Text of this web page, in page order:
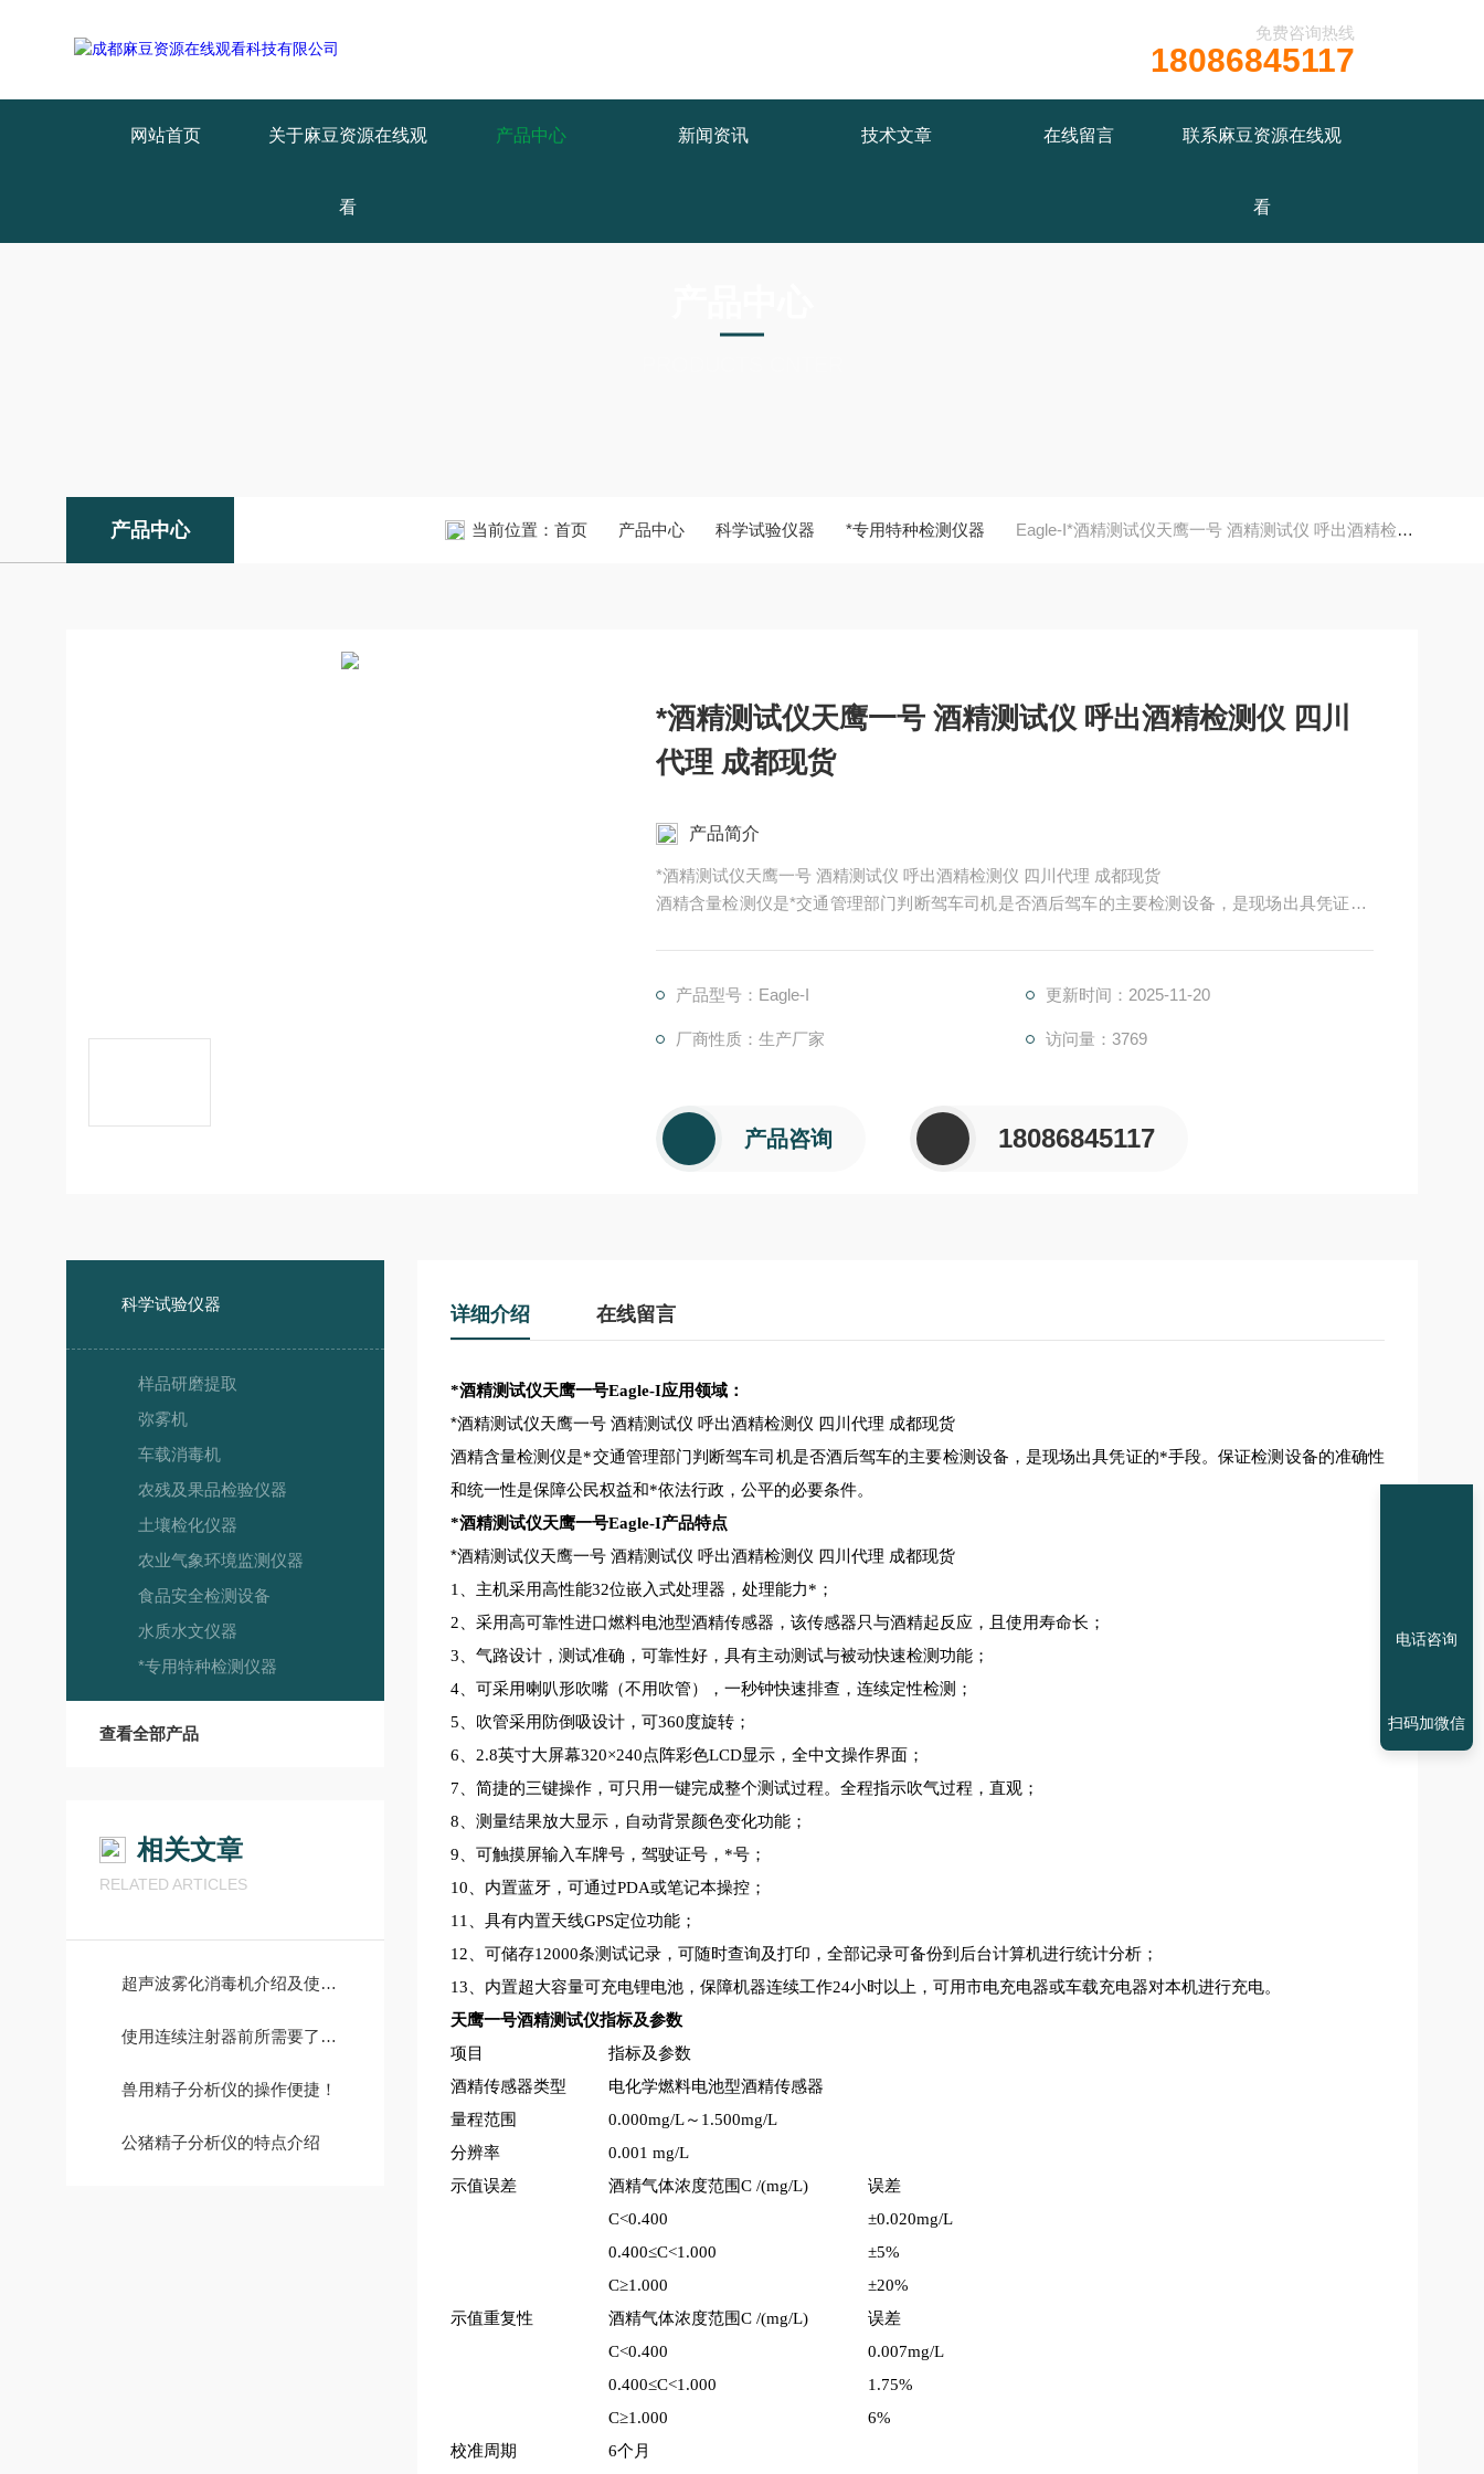
免费咨询热线
18086845117
网站首页 关于麻豆资源在线观
看
产品中心 新闻资讯 技术文章 在线留言 联系麻豆资源在线观
看
产品中心 当前位置： 首页 产品中心 科学试验仪器 *专用特种检测仪器 Eagle-I*酒精测试仪天鹰一号 酒精测试仪 呼出酒精检测仪 四川代理 成都现货
*酒精测试仪天鹰一号 酒精测试仪 呼出酒精检测仪 四川
代理 成都现货
产品简介
*酒精测试仪天鹰一号 酒精测试仪 呼出酒精检测仪 四川代理 成都现货
酒精含量检测仪是*交通管理部门判断驾车司机是否酒后驾车的主要检测设备，是现场出具凭证的*
产品型号：Eagle-I 更新时间：2025-11-20
厂商性质：生产厂家 访问量：3769
产品咨询 18086845117
科学试验仪器
样品研磨提取
弥雾机
车载消毒机
农残及果品检验仪器
土壤检化仪器
农业气象环境监测仪器
食品安全检测设备
水质水文仪器
*专用特种检测仪器
查看全部产品
相关文章
RELATED ARTICLES
超声波雾化消毒机介绍及使用注意事项
使用连续注射器前所需要了解的相关知识点介绍
兽用精子分析仪的操作便捷！
公猪精子分析仪的特点介绍
详细介绍 在线留言
*酒精测试仪天鹰一号Eagle-I应用领域：
*酒精测试仪天鹰一号 酒精测试仪 呼出酒精检测仪 四川代理 成都现货
酒精含量检测仪是*交通管理部门判断驾车司机是否酒后驾车的主要检测设备，是现场出具凭证的*手段。保证检测设备的准确性
和统一性是保障公民权益和*依法行政，公平的必要条件。
*酒精测试仪天鹰一号Eagle-I产品特点
*酒精测试仪天鹰一号 酒精测试仪 呼出酒精检测仪 四川代理 成都现货
1、主机采用高性能32位嵌入式处理器，处理能力*；
2、采用高可靠性进口燃料电池型酒精传感器，该传感器只与酒精起反应，且使用寿命长；
3、气路设计，测试准确，可靠性好，具有主动测试与被动快速检测功能；
4、可采用喇叭形吹嘴（不用吹管），一秒钟快速排查，连续定性检测；
5、吹管采用防倒吸设计，可360度旋转；
6、2.8英寸大屏幕320×240点阵彩色LCD显示，全中文操作界面；
7、简捷的三键操作，可只用一键完成整个测试过程。全程指示吹气过程，直观；
8、测量结果放大显示，自动背景颜色变化功能；
9、可触摸屏输入车牌号，驾驶证号，*号；
10、内置蓝牙，可通过PDA或笔记本操控；
11、具有内置天线GPS定位功能；
12、可储存12000条测试记录，可随时查询及打印，全部记录可备份到后台计算机进行统计分析；
13、内置超大容量可充电锂电池，保障机器连续工作24小时以上，可用市电充电器或车载充电器对本机进行充电。
天鹰一号酒精测试仪指标及参数
项目
指标及参数
酒精传感器类型
电化学燃料电池型酒精传感器
量程范围
0.000mg/L～1.500mg/L
分辨率
0.001 mg/L
示值误差
酒精气体浓度范围C /(mg/L)
误差
C<0.400
±0.020mg/L
0.400≤C<1.000
±5%
C≥1.000
±20%
示值重复性
酒精气体浓度范围C /(mg/L)
误差
C<0.400
0.007mg/L
0.400≤C<1.000
1.75%
C≥1.000
6%
校准周期
6个月
电话咨询
扫码加微信